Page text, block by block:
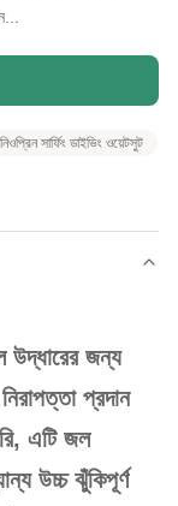
সার্ফিং ডাইভিং ওয়েটসুট
উদ্ধারের জন্য
প্রদান
এটি জল
উচ্চ ঝুঁকিপূর্ণ